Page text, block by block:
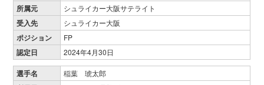
所属元 シュライカー大阪サテライト
受入先 シュライカー大阪
ポジション FP
認定日 2024年4月30日
選手名 稲葉 琥太郎